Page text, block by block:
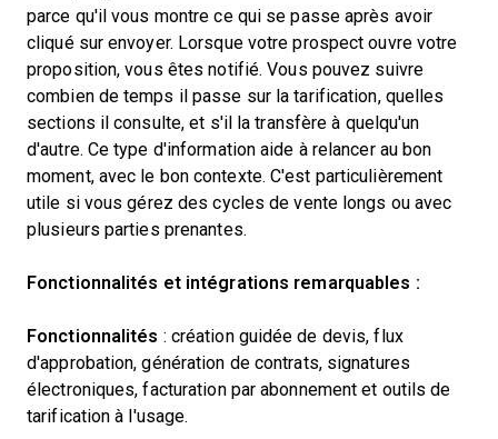
parce qu'il vous montre ce qui se passe après avoir
cliqué sur envoyer. Lorsque votre prospect ouvre votre
proposition, vous êtes notifié. Vous pouvez suivre
combien de temps il passe sur la tarification, quelles
sections il consulte, et s'il la transfère à quelqu'un
d'autre. Ce type d'information aide à relancer au bon
moment, avec le bon contexte. C'est particulièrement
utile si vous gérez des cycles de vente longs ou avec
plusieurs parties prenantes.
Fonctionnalités et intégrations remarquables :
Fonctionnalités : création guidée de devis, flux
d'approbation, génération de contrats, signatures
électroniques, facturation par abonnement et outils de
tarification à l'usage.